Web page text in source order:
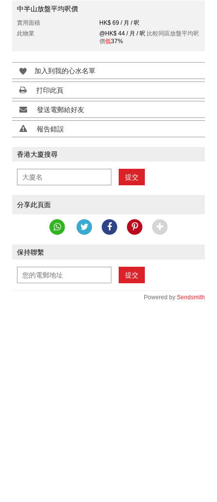
中半山放盤平均呎價
實用面積
HK$ 69 / 月 / 呎
此物業
@HK$ 44 / 月 / 呎 比較同區放盤平均呎
價低37%
加入到我的心水名單
打印此頁
發送電郵給好友
報告錯誤
香港大廈搜尋
提交
分享此頁面
保持聯繫
提交
Powered by Sendsmith